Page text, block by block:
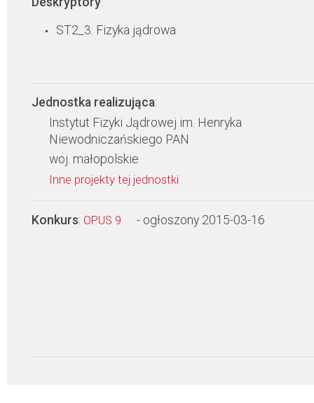
ST2_3: Fizyka jądrowa
Jednostka realizująca:
Instytut Fizyki Jądrowej im. Henryka
Niewodniczańskiego PAN
woj. małopolskie
Inne projekty tej jednostki
Konkurs: OPUS 9 - ogłoszony 2015-03-16